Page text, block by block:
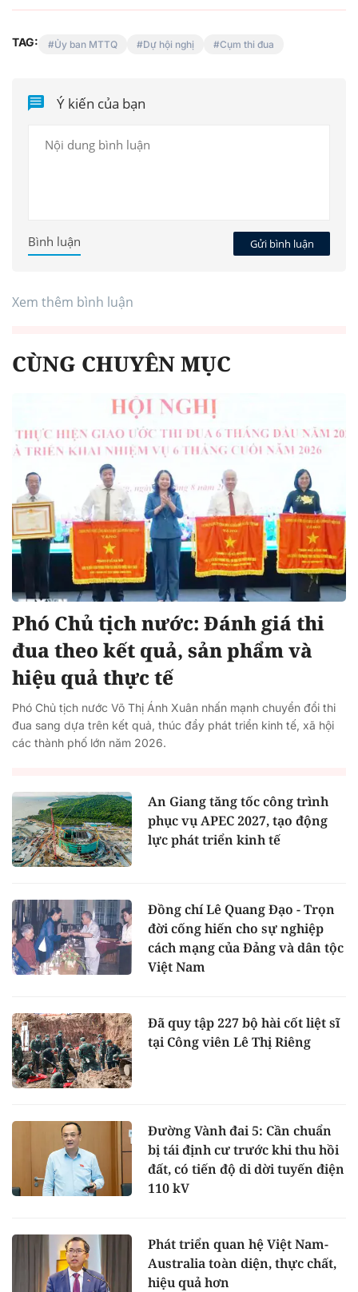
TAG: Ủy ban MTTQ Dự hội nghị Cụm thi đua
Ý kiến của bạn
Gửi bình luận
Bình luận
Xem thêm bình luận
CÙNG CHUYÊN MỤC
Phó Chủ tịch nước: Đánh giá thi
đua theo kết quả, sản phẩm và
hiệu quả thực tế
Phó Chủ tịch nước Võ Thị Ánh Xuân nhấn mạnh chuyển đổi thi
đua sang dựa trên kết quả, thúc đẩy phát triển kinh tế, xã hội
các thành phố lớn năm 2026.
An Giang tăng tốc công trình
phục vụ APEC 2027, tạo động
lực phát triển kinh tế
Đồng chí Lê Quang Đạo - Trọn
đời cống hiến cho sự nghiệp
cách mạng của Đảng và dân tộc
Việt Nam
Đã quy tập 227 bộ hài cốt liệt sĩ
tại Công viên Lê Thị Riêng
Đường Vành đai 5: Cần chuẩn
bị tái định cư trước khi thu hồi
đất, có tiến độ di dời tuyến điện
110 kV
Phát triển quan hệ Việt Nam-
Australia toàn diện, thực chất,
hiệu quả hơn